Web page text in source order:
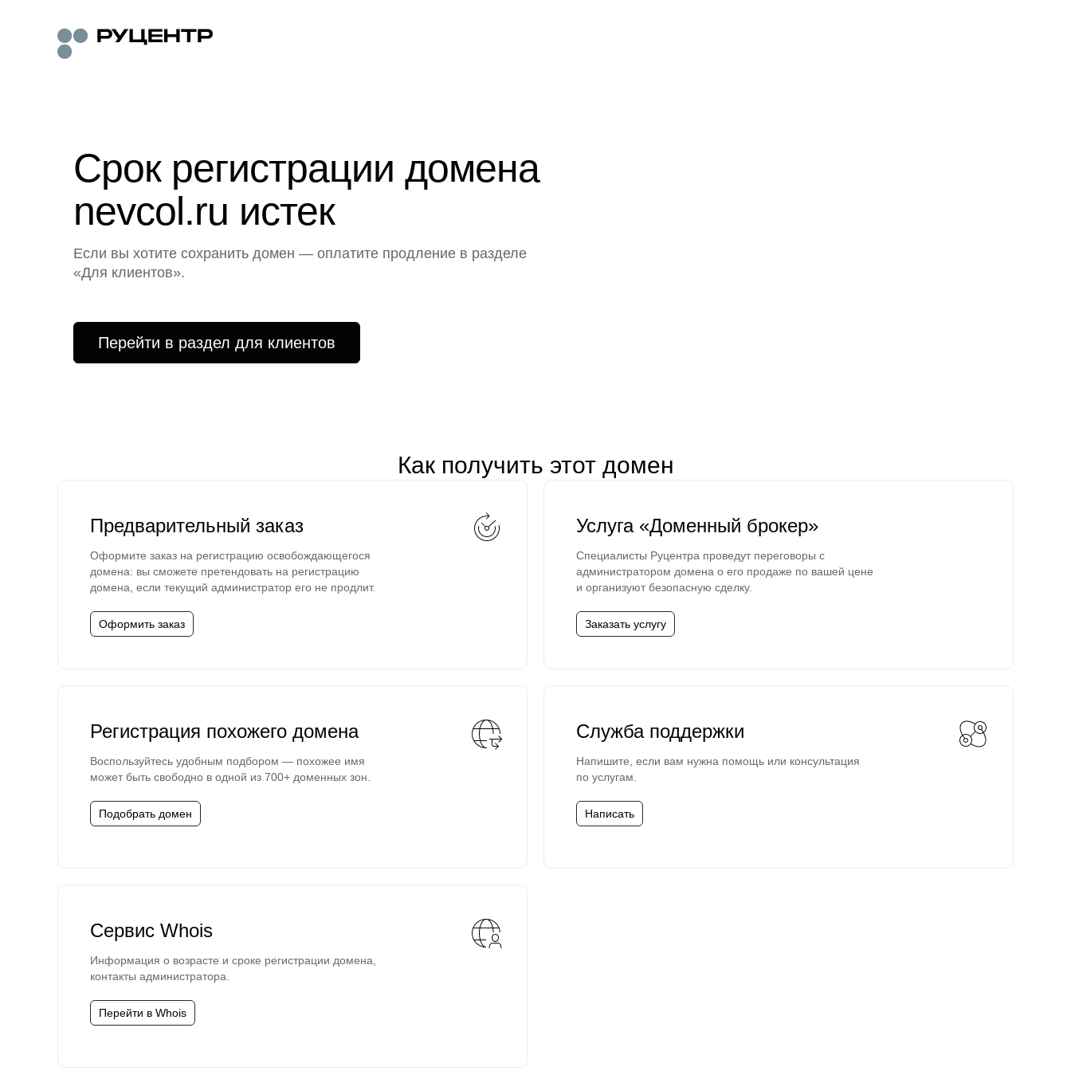
Срок регистрации домена
nevcol.ru истек
Если вы хотите сохранить домен — оплатите продление в разделе
«Для клиентов».
Перейти в раздел для клиентов
Как получить этот домен
Предварительный заказ
Оформите заказ на регистрацию освобождающегося
домена: вы сможете претендовать на регистрацию
домена, если текущий администратор его не продлит.
Оформить заказ
Услуга «Доменный брокер»
Специалисты Руцентра проведут переговоры с
администратором домена о его продаже по вашей цене
и организуют безопасную сделку.
Заказать услугу
Регистрация похожего домена
Воспользуйтесь удобным подбором — похожее имя
может быть свободно в одной из 700+ доменных зон.
Подобрать домен
Служба поддержки
Напишите, если вам нужна помощь или консультация
по услугам.
Написать
Сервис Whois
Информация о возрасте и сроке регистрации домена,
контакты администратора.
Перейти в Whois